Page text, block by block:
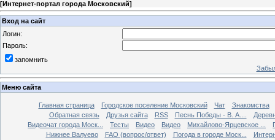
[Интернет-портал города Московский]
Вход на сайт
Логин:
Пароль:
запомнить
Меню сайта
Главная страница Городское поселение Московский Чат
Знакомства
Обратная связь
Друзья сайта RSS Песнь Победы - В. А....
Видеочат города Моск...
Тесты Видео Видео Михайлово-Ярцевское ...
Нижнее Валуево
FAQ (вопрос/ответ) Погода в городе Моск...